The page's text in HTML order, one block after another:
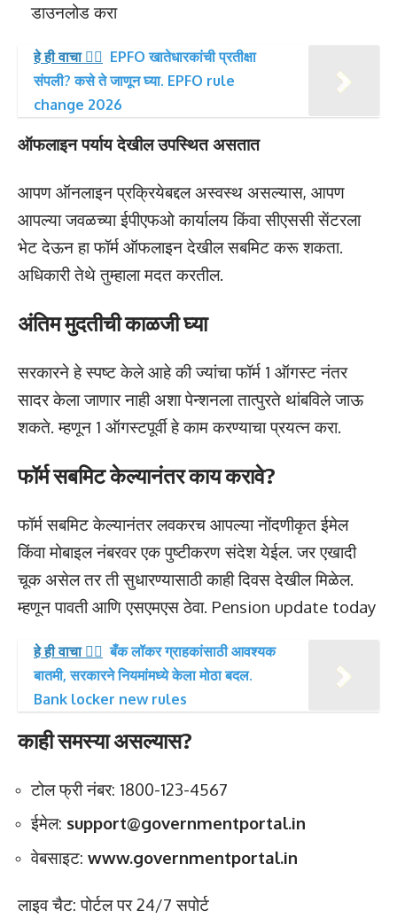
डाउनलोड करा
हे ही वाचा 👉🏻 EPFO खातेधारकांची प्रतीक्षा
संपली? कसे ते जाणून घ्या. EPFO rule
change 2026
ऑफलाइन पर्याय देखील उपस्थित असतात
आपण ऑनलाइन प्रक्रियेबद्दल अस्वस्थ असल्यास, आपण
आपल्या जवळच्या ईपीएफओ कार्यालय किंवा सीएससी सेंटरला
भेट देऊन हा फॉर्म ऑफलाइन देखील सबमिट करू शकता.
अधिकारी तेथे तुम्हाला मदत करतील.
अंतिम मुदतीची काळजी घ्या
सरकारने हे स्पष्ट केले आहे की ज्यांचा फॉर्म 1 ऑगस्ट नंतर
सादर केला जाणार नाही अशा पेन्शनला तात्पुरते थांबविले जाऊ
शकते. म्हणून 1 ऑगस्टपूर्वी हे काम करण्याचा प्रयत्न करा.
फॉर्म सबमिट केल्यानंतर काय करावे?
फॉर्म सबमिट केल्यानंतर लवकरच आपल्या नोंदणीकृत ईमेल
किंवा मोबाइल नंबरवर एक पुष्टीकरण संदेश येईल. जर एखादी
चूक असेल तर ती सुधारण्यासाठी काही दिवस देखील मिळेल.
म्हणून पावती आणि एसएमएस ठेवा. Pension update today
हे ही वाचा 👉🏻 बँक लॉकर ग्राहकांसाठी आवश्यक
बातमी, सरकारने नियमांमध्ये केला मोठा बदल.
Bank locker new rules
काही समस्या असल्यास?
टोल फ्री नंबर: 1800-123-4567
ईमेल: support@governmentportal.in
वेबसाइट: www.governmentportal.in
लाइव चैट: पोर्टल पर 24/7 सपोर्ट